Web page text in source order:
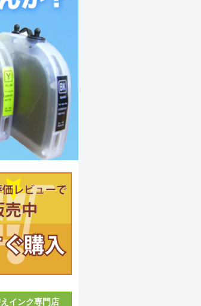
インク専門店